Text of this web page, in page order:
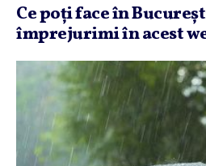
Ce poţi face în
împrejurimi în acest